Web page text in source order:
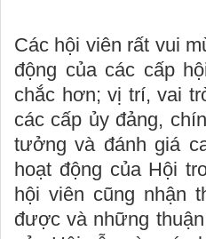
Các hội viên rất vui
động của các cấp
chắc hơn; vị trí, vai
các cấp ủy đảng,
tưởng và đánh giá
hoạt động của Hội
hội viên cũng nhận
được và những